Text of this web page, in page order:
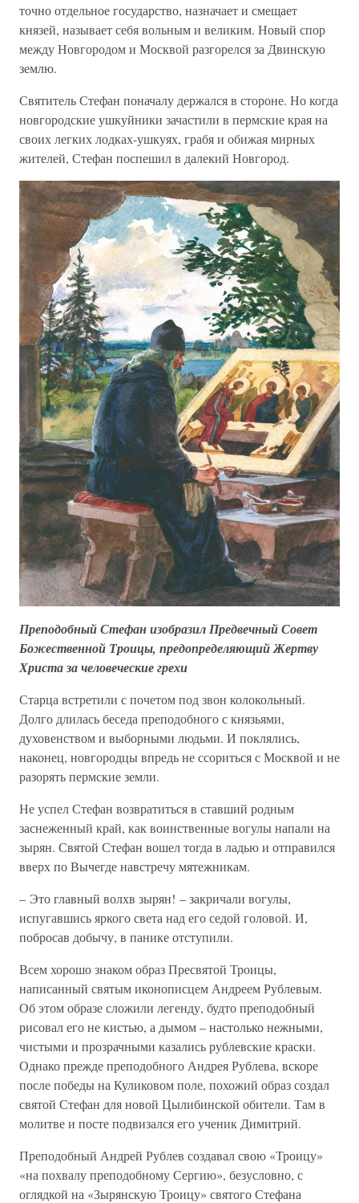
точно отдельное государство, назначает и смещает
князей, называет себя вольным и великим. Новый спор
между Новгородом и Москвой разгорелся за Двинскую
землю.
Святитель Стефан поначалу держался в стороне. Но когда
новгородские ушкуйники зачастили в пермские края на
своих легких лодках-ушкуях, грабя и обижая мирных
жителей, Стефан поспешил в далекий Новгород.
Преподобный Стефан изобразил Предвечный Совет
Божественной Троицы, предопределяющий Жертву
Христа за человеческие грехи
Старца встретили с почетом под звон колокольный.
Долго длилась беседа преподобного с князьями,
духовенством и выборными людьми. И поклялись,
наконец, новгородцы впредь не ссориться с Москвой и не
разорять пермские земли.
Не успел Стефан возвратиться в ставший родным
заснеженный край, как воинственные вогулы напали на
зырян. Святой Стефан вошел тогда в ладью и отправился
вверх по Вычегде навстречу мятежникам.
– Это главный волхв зырян! – закричали вогулы,
испугавшись яркого света над его седой головой. И,
побросав добычу, в панике отступили.
Всем хорошо знаком образ Пресвятой Троицы,
написанный святым иконописцем Андреем Рублевым.
Об этом образе сложили легенду, будто преподобный
рисовал его не кистью, а дымом – настолько нежными,
чистыми и прозрачными казались рублевские краски.
Однако прежде преподобного Андрея Рублева, вскоре
после победы на Куликовом поле, похожий образ создал
святой Стефан для новой Цылибинской обители. Там в
молитве и посте подвизался его ученик Димитрий.
Преподобный Андрей Рублев создавал свою «Троицу»
«на похвалу преподобному Сергию», безусловно, с
оглядкой на «Зырянскую Троицу» святого Стефана